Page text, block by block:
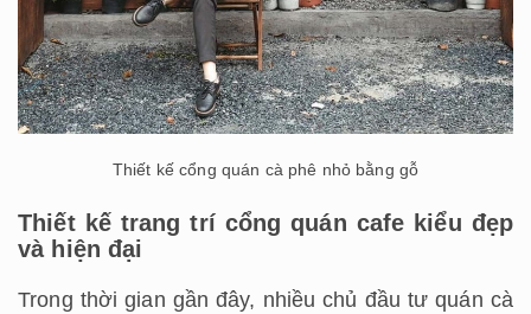
Thiết kế cổng quán cà phê nhỏ bằng gỗ
Thiết kế trang trí cổng quán cafe kiểu đẹp
và hiện đại
Trong thời gian gần đây, nhiều chủ đầu tư quán cà